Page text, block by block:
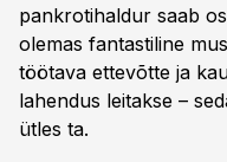
pankrotihaldur saab
olemas fantastiline
töötava ettevõtte ja
lahendus leitakse –
ütles ta.